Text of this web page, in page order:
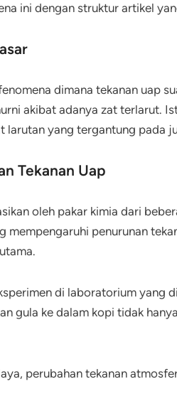
ini dengan struktur artikel
dimana tekanan uap
akibat adanya zat terlarut.
larutan yang tergantung pada
Tekanan Uap
oleh pakar kimia dari
mempengaruhi penurunan
di laboratorium yang
gula ke dalam kopi tidak
perubahan tekanan